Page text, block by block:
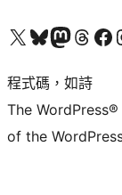
查看我們的 X (之前的 Twitter) 帳號造訪我們的 Bluesky 帳號造訪我們的 Mastodon 帳號造訪我們的 Threads 帳號 造訪我們的 Facebook 粉絲專頁
程式碼，如詩
The
of the